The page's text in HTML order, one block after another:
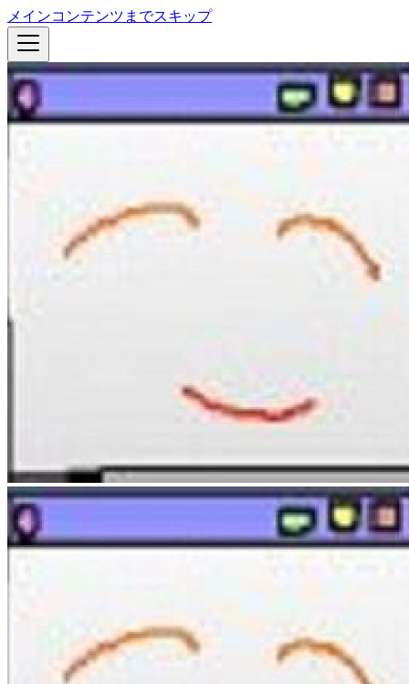
メインコンテンツまでスキップ